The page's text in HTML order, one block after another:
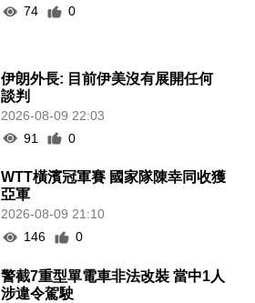
74
0
伊朗外長: 目前伊美沒有展開任何
談判
2026-08-09 22:03
91
0
WTT橫濱冠軍賽 國家隊陳幸同收獲
亞軍
2026-08-09 21:10
146
0
警截7重型單電車非法改裝 當中1人
涉違令駕駛